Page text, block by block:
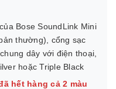
Bose SoundLink Mini
thường), cổng sạc
dây với điện thoại,
hoặc Triple Black
hết hàng cả 2 màu